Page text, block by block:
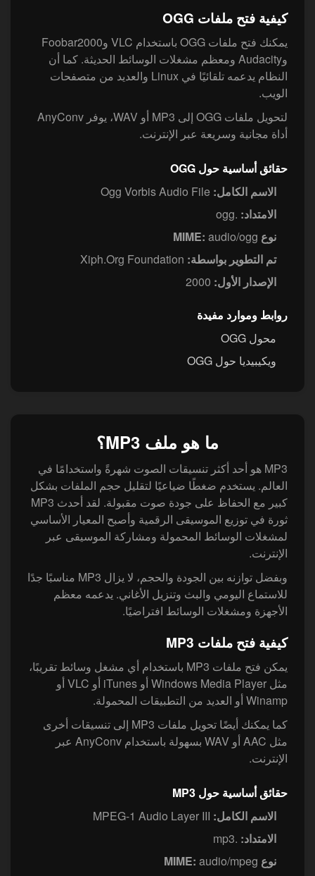
كيفية فتح ملفات OGG
يمكنك فتح ملفات OGG باستخدام VLC وFoobar2000
وAudacity ومعظم مشغلات الوسائط الحديثة. كما أن
النظام يدعمه تلقائيًا في Linux والعديد من متصفحات
الويب.
لتحويل ملفات OGG إلى MP3 أو WAV، يوفر AnyConv
أداة مجانية وسريعة عبر الإنترنت.
حقائق أساسية حول OGG
الاسم الكامل:
الامتداد: .ogg
نوع MIME: audio/ogg
تم التطوير بواسطة:
الإصدار الأول:
روابط وموارد مفيدة
محول OGG
ويكيبيديا حول OGG
ما هو ملف MP3؟
MP3 هو أحد أكثر تنسيقات الصوت شهرةً واستخدامًا في
العالم. يستخدم ضغطًا ضياعيًا لتقليل حجم الملفات بشكل
كبير مع الحفاظ على جودة صوت مقبولة. لقد أحدث MP3
ثورة في توزيع الموسيقى الرقمية وأصبح المعيار الأساسي
لمشغلات الوسائط المحمولة ومشاركة الموسيقى عبر
الإنترنت.
وبفضل توازنه بين الجودة والحجم، لا يزال MP3 مناسبًا جدًا
للاستماع اليومي والبث وتنزيل الأغاني. يدعمه معظم
الأجهزة ومشغلات الوسائط افتراضيًا.
كيفية فتح ملفات MP3
يمكن فتح ملفات MP3 باستخدام أي مشغل وسائط تقريبًا،
مثل Windows Media Player أو iTunes أو VLC أو
Winamp أو العديد من التطبيقات المحمولة.
كما يمكنك أيضًا تحويل ملفات MP3 إلى تنسيقات أخرى
مثل AAC أو WAV بسهولة باستخدام AnyConv عبر
الإنترنت.
حقائق أساسية حول MP3
الاسم الكامل:
الامتداد: .mp3
نوع MIME: audio/mpeg